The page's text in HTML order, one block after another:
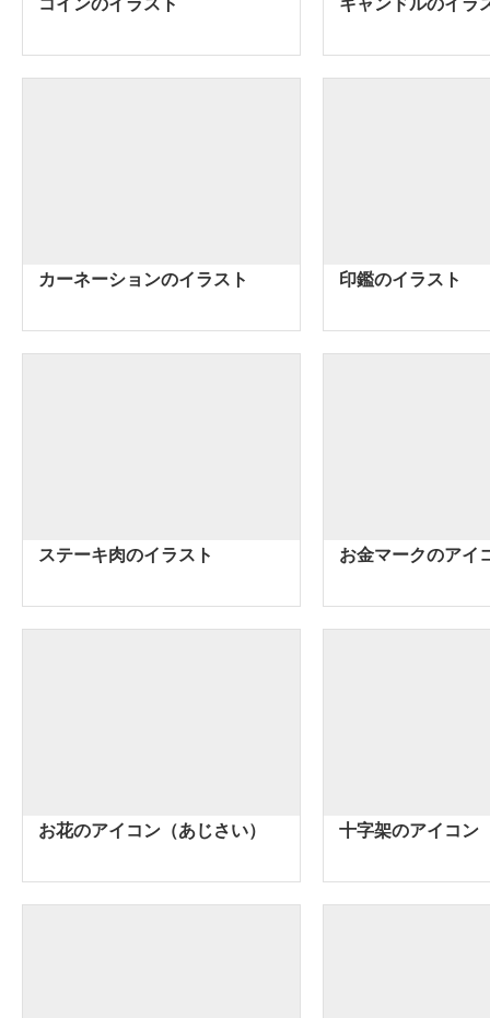
コインのイラスト キャンドルのイラ
カーネーションのイラスト 印鑑のイラスト
ステーキ肉のイラスト お金マークのアイ
お花のアイコン（あじさい） 十字架のアイコン